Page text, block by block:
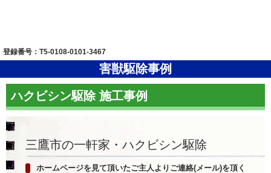
登録番号：T5-0108-0101-3467
害獣駆除事例
ハクビシン駆除 施工事例
三鷹市の一軒家・ハクビシン駆除
ホームページを見て頂いたご主人よりご連絡(メール)を頂く